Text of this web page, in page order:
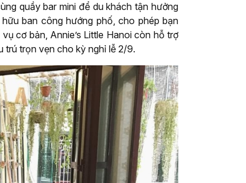
quầy bar mini để du khách tận hưởng
ban công hướng phố, cho phép bạn
cơ bản, Annie’s Little Hanoi còn hỗ trợ
trú trọn vẹn cho kỳ nghỉ lễ 2/9.